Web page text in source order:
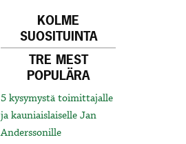
KOLME
SUOSITUINTA
TRE MEST
POPULÄRA
5 kysymystä toimittajalle
ja kauniaislaiselle Jan
Anderssonille